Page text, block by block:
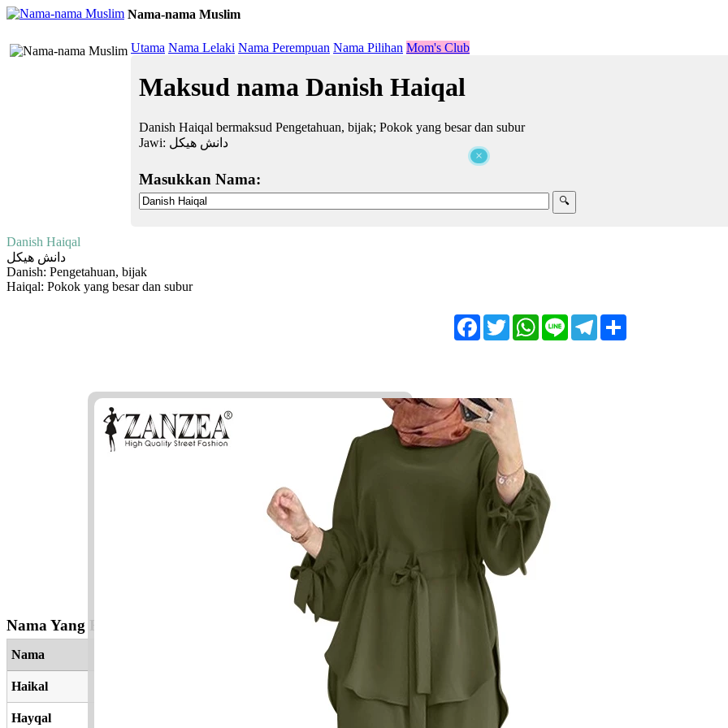
×
Nama-nama Muslim
Utama Nama Lelaki Nama Perempuan Nama Pilihan Mom's Club
Maksud nama Danish Haiqal
Danish Haiqal bermaksud Pengetahuan, bijak; Pokok yang besar dan subur
Jawi: دانش هيكل
Masukkan Nama:
Danish Haiqal
دانش هيكل
Danish: Pengetahuan, bijak
Haiqal: Pokok yang besar dan subur
FacebookTwitterWhatsApp
Line Telegram
Nama Yang Berkaitan
Nama
Haikal Pokok yang besar dan subur
Hayqal Pokok yang besar dan subur